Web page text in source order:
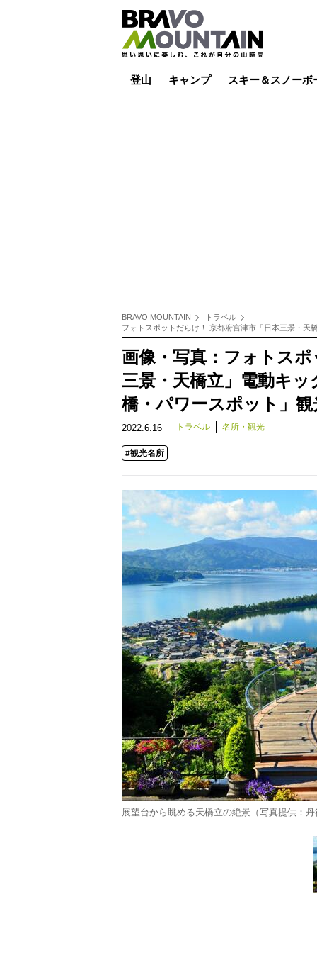
登山 キャンプ スキー＆スノーボ
BRAVO MOUNTAIN
トラベル
フォトスポットだらけ！ 京都府宮津市「日本三景・天
画像・写真：フォトス
三景・天橋立」電動キ
橋・パワースポット」観
2022.6.16 トラベル 名所・観光
#観光名所
展望台から眺める天橋立の絶景（写真提供：丹